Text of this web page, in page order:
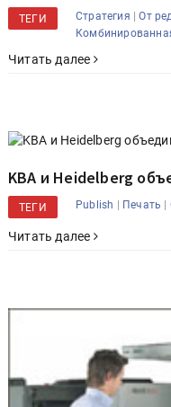
ТЕГИ Стратегия |От
Читать далее
KBA и Heidelberg
ТЕГИ Publish | Печать |
Читать далее